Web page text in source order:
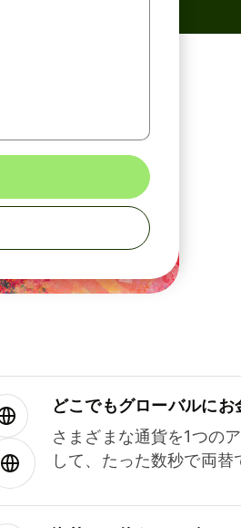
どこでもグ⁠ロ⁠ー⁠バ⁠ルにお
さまざまな通貨を1つの
して、たった数秒で両替